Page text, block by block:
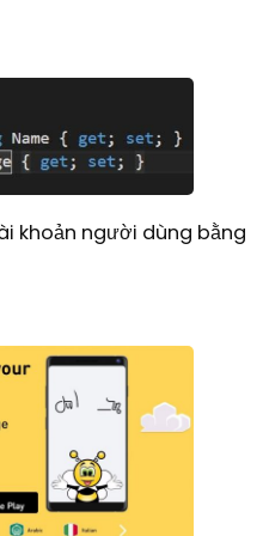
khoản người dùng bằng